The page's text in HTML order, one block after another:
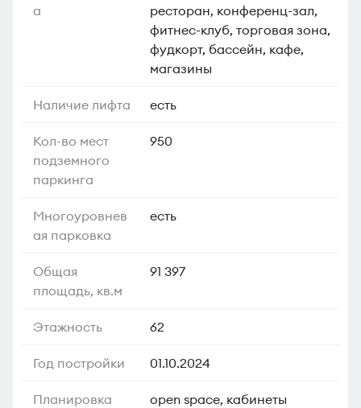
а
ресторан, конференц-зал,
фитнес-клуб, торговая зона,
фудкорт, бассейн, кафе,
магазины
Наличие лифта есть
Кол-во мест
подземного
паркинга
950
Многоуровнев
ая парковка
есть
Общая
площадь, кв.м
91 397
Этажность 62
Год постройки 01.10.2024
Планировка open space, кабинеты